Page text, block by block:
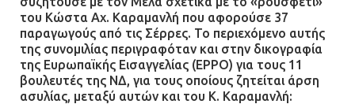
του Κώστα Αχ. Καραμανλή που αφορούσε 37
παραγωγούς από τις Σέρρες. Το περιεχόμενο αυτής
της συνομιλίας περιγραφόταν και στην δικογραφία
της Ευρωπαϊκής Εισαγγελίας (EPPO) για τους 11
βουλευτές της ΝΔ, για τους οποίους ζητείται άρση
ασυλίας, μεταξύ αυτών και του Κ. Καραμανλή: